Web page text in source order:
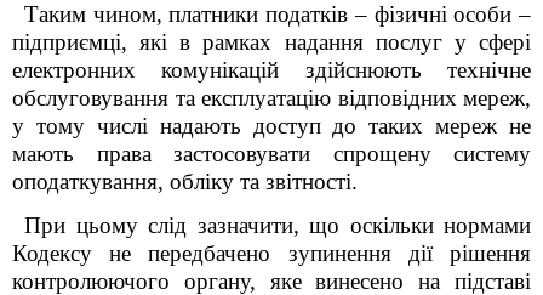
Таким чином, платники податків – фізичні особи –
підприємці, які в рамках надання послуг у сфері
електронних комунікацій здійснюють технічне
обслуговування та експлуатацію відповідних мереж,
у тому числі надають доступ до таких мереж не
мають права застосовувати спрощену систему
оподаткування, обліку та звітності.
При цьому слід зазначити, що оскільки нормами
Кодексу не передбачено зупинення дії рішення
контролюючого органу, яке винесено на підставі